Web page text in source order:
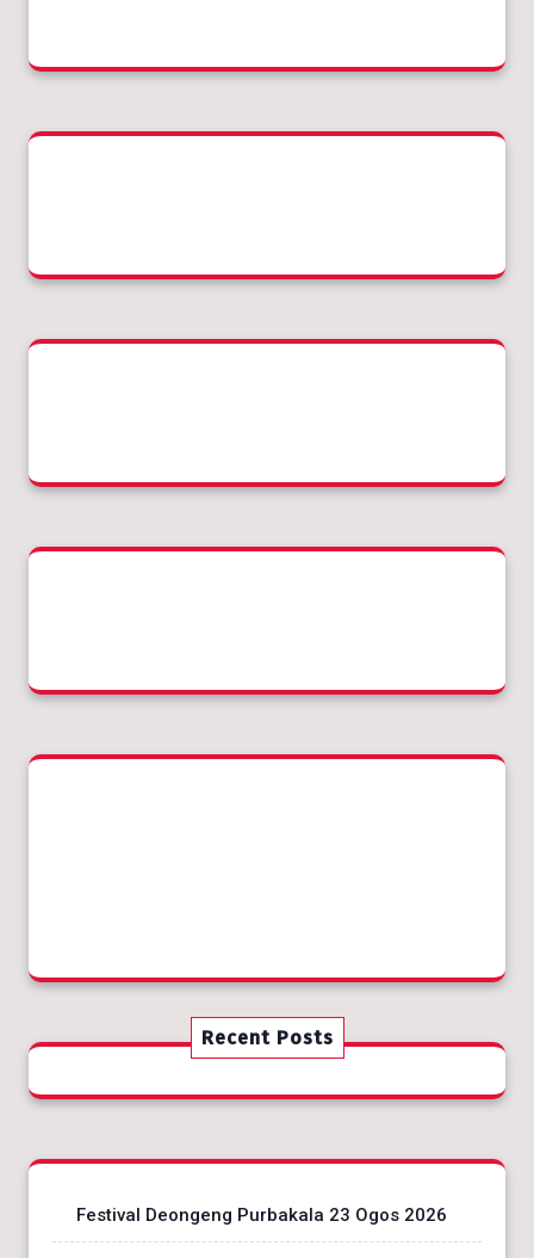
Recent Posts
Festival Deongeng Purbakala 23 Ogos 2026